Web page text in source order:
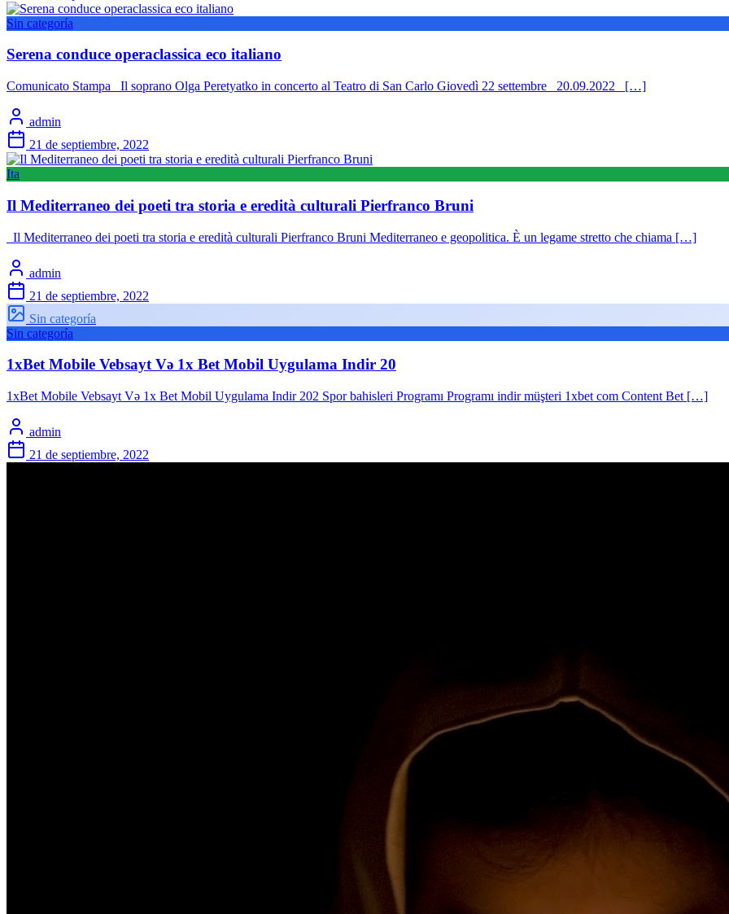
Sin categoría
Serena conduce operaclassica eco italiano
Comunicato Stampa Il soprano Olga Peretyatko in concerto al Teatro di San Carlo Giovedì 22 settembre 20.09.2022 […]
admin
21 de septiembre, 2022
Ita
Il Mediterraneo dei poeti tra storia e eredità culturali Pierfranco Bruni
Il Mediterraneo dei poeti tra storia e eredità culturali Pierfranco Bruni Mediterraneo e geopolitica. È un legame stretto che chiama […]
admin
21 de septiembre, 2022
Sin categoría
Sin categoría
1xBet Mobile Vebsayt Və 1x Bet Mobil Uygulama Indir 20
1xBet Mobile Vebsayt Və 1x Bet Mobil Uygulama Indir 202 Spor bahisleri Programı Programı indir müşteri 1xbet com Content Bet […]
admin
21 de septiembre, 2022